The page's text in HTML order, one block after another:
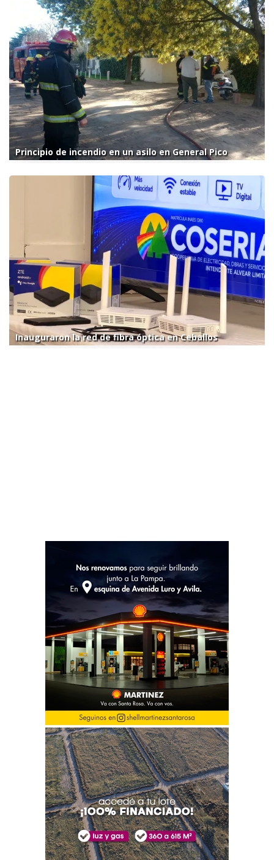
Principio de incendio en un asilo en General Pico
Inauguraron la red de fibra óptica en Ceballos